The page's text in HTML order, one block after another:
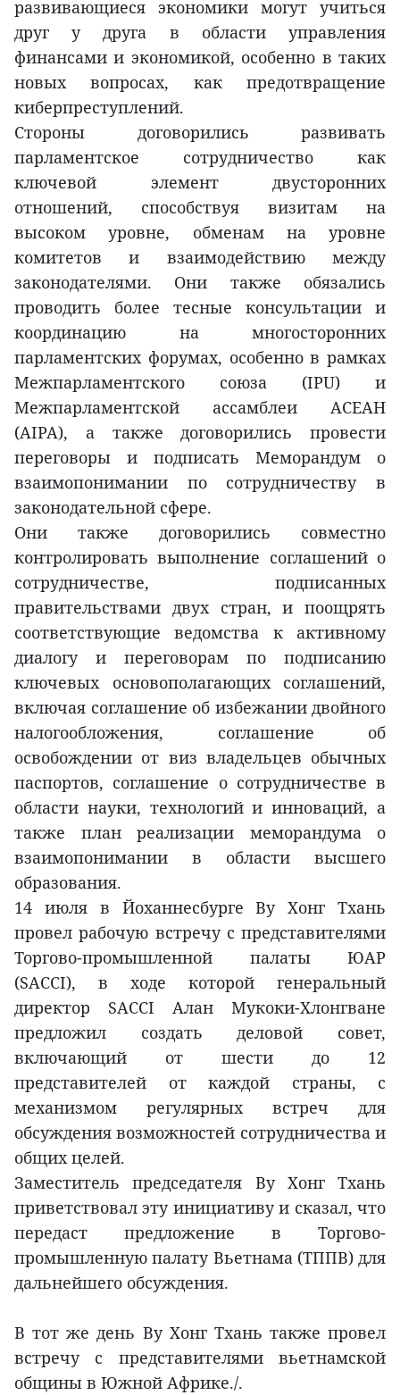
развивающиеся экономики могут учиться
друг у друга в области управления
финансами и экономикой, особенно в таких
новых вопросах, как предотвращение
киберпреступлений.
Стороны договорились развивать
парламентское сотрудничество как
ключевой элемент двусторонних
отношений, способствуя визитам на
высоком уровне, обменам на уровне
комитетов и взаимодействию между
законодателями. Они также обязались
проводить более тесные консультации и
координацию на многосторонних
парламентских форумах, особенно в рамках
Межпарламентского союза (IPU) и
Межпарламентской ассамблеи АСЕАН
(AIPA), а также договорились провести
переговоры и подписать Меморандум о
взаимопонимании по сотрудничеству в
законодательной сфере.
Они также договорились совместно
контролировать выполнение соглашений о
сотрудничестве, подписанных
правительствами двух стран, и поощрять
соответствующие ведомства к активному
диалогу и переговорам по подписанию
ключевых основополагающих соглашений,
включая соглашение об избежании двойного
налогообложения, соглашение об
освобождении от виз владельцев обычных
паспортов, соглашение о сотрудничестве в
области науки, технологий и инноваций, а
также план реализации меморандума о
взаимопонимании в области высшего
образования.
14 июля в Йоханнесбурге Ву Хонг Тхань
провел рабочую встречу с представителями
Торгово-промышленной палаты ЮАР
(SACCI), в ходе которой генеральный
директор SACCI Алан Мукоки-Хлонгване
предложил создать деловой совет,
включающий от шести до 12
представителей от каждой страны, с
механизмом регулярных встреч для
обсуждения возможностей сотрудничества и
общих целей.
Заместитель председателя Ву Хонг Тхань
приветствовал эту инициативу и сказал, что
передаст предложение в Торгово-
промышленную палату Вьетнама (ТППВ) для
дальнейшего обсуждения.
В тот же день Ву Хонг Тхань также провел
встречу с представителями вьетнамской
общины в Южной Африке./.